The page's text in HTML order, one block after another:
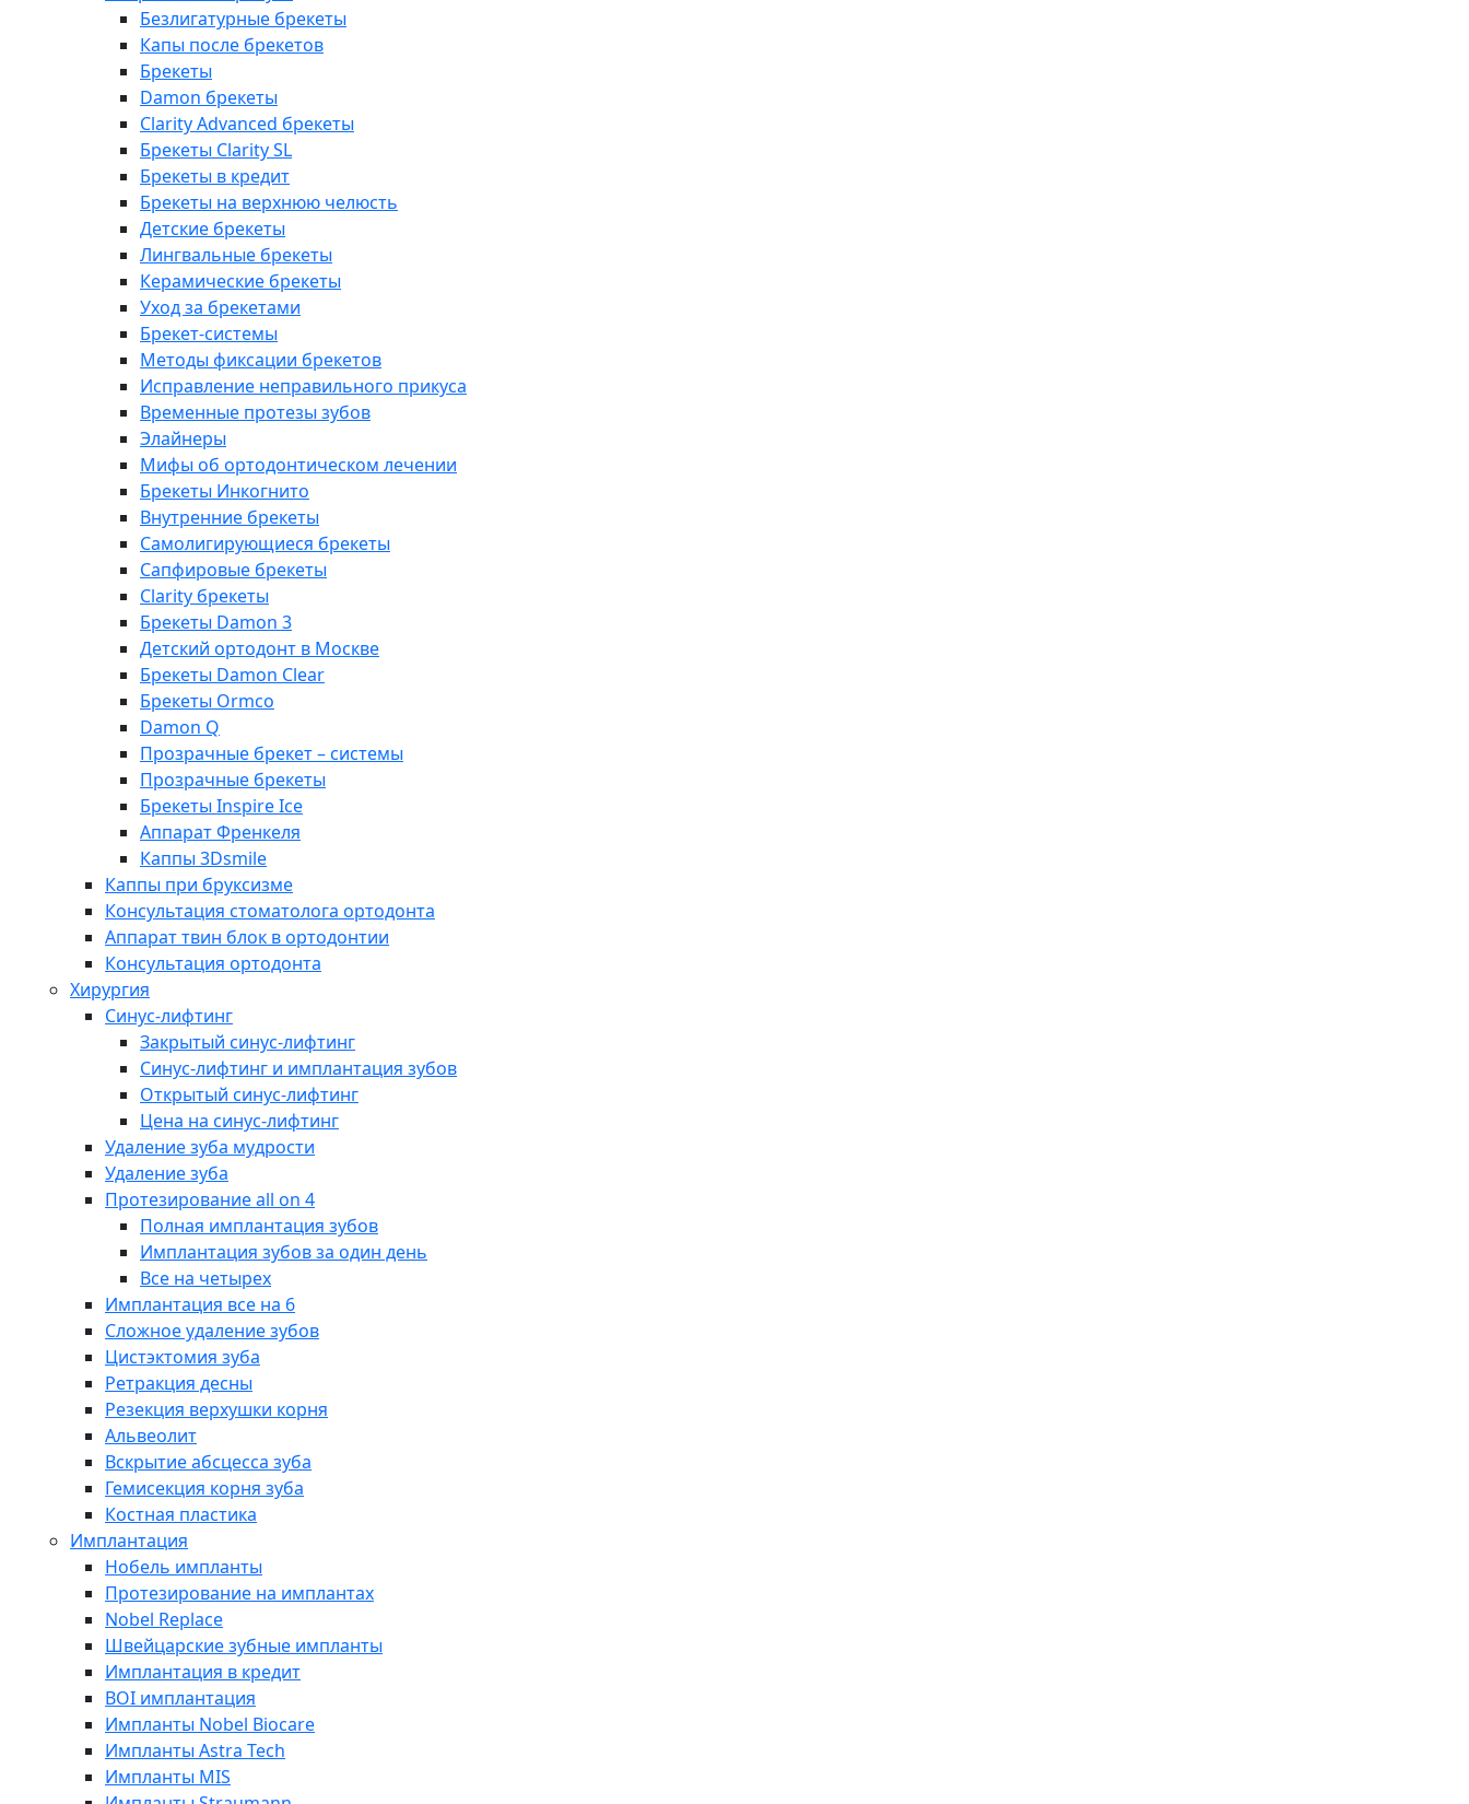
Безлигатурные брекеты
Капы после брекетов
Брекеты
Damon брекеты
Clarity Advanced брекеты
Брекеты Clarity SL
Брекеты в кредит
Брекеты на верхнюю челюсть
Детские брекеты
Лингвальные брекеты
Керамические брекеты
Уход за брекетами
Брекет-системы
Методы фиксации брекетов
Исправление неправильного прикуса
Временные протезы зубов
Элайнеры
Мифы об ортодонтическом лечении
Брекеты Инкогнито
Внутренние брекеты
Cамолигирующиеся брекеты
Сапфировые брекеты
Clarity брекеты
Брекеты Damon 3
Детский ортодонт в Москве
Брекеты Damon Clear
Брекеты Ormco
Damon Q
Прозрачные брекет – системы
Прозрачные брекеты
Брекеты Inspire Ice
Аппарат Френкеля
Каппы 3Dsmile
Каппы при бруксизме
Консультация стоматолога ортодонта
Аппарат твин блок в ортодонтии
Консультация ортодонта
Хирургия
Синус-лифтинг
Закрытый синус-лифтинг
Синус-лифтинг и имплантация зубов
Открытый синус-лифтинг
Цена на синус-лифтинг
Удаление зуба мудрости
Удаление зуба
Протезирование all on 4
Полная имплантация зубов
Имплантация зубов за один день
Все на четырех
Имплантация все на 6
Сложное удаление зубов
Цистэктомия зуба
Ретракция десны
Резекция верхушки корня
Альвеолит
Вскрытие абсцесса зуба
Гемисекция корня зуба
Костная пластика
Имплантация
Нобель импланты
Протезирование на имплантах
Nobel Replace
Швейцарские зубные импланты
Имплантация в кредит
BOI имплантация
Импланты Nobel Biocare
Импланты Astra Tech
Импланты MIS